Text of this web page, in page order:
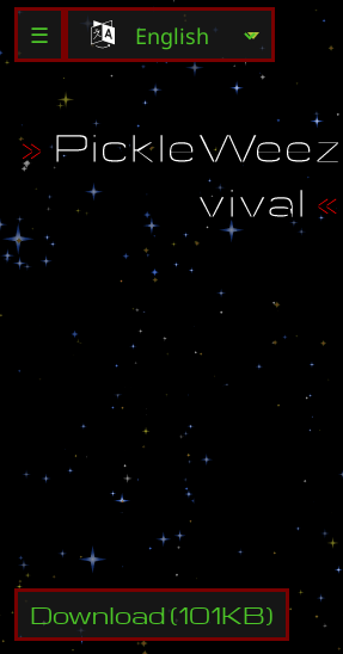
☰
»PickleWeez
vival «
t g
in
»
P t
ne n h
«
ed yP
Download(101KB)